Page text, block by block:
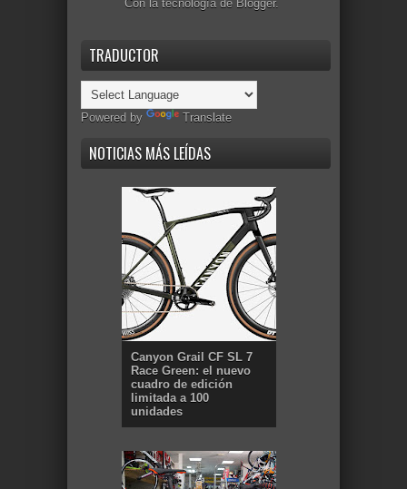
Con la tecnología de Blogger.
TRADUCTOR
Powered by Translate
NOTICIAS MÁS LEÍDAS
Canyon Grail CF SL 7
Race Green: el nuevo
cuadro de edición
limitada a 100
unidades